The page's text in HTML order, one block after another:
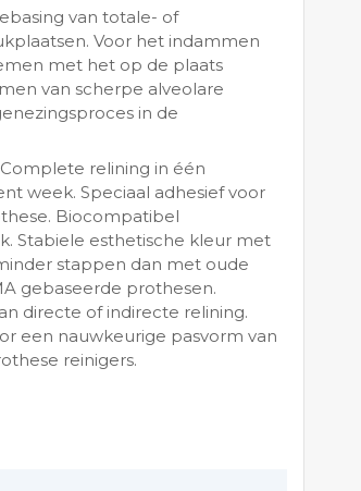
van totale- of
Voor het indammen
met het op de plaats
van scherpe alveolare
in de
relining in één
week. Speciaal adhesief voor
Biocompatibel
Stabiele esthetische kleur met
stappen dan met oude
gebaseerde prothesen.
directe of indirecte relining.
een nauwkeurige pasvorm van
reinigers.